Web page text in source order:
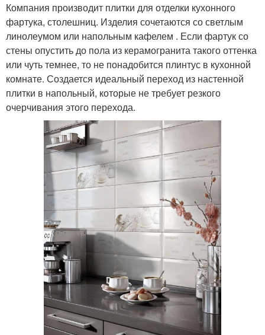
Компания производит плитки для отделки кухонного
фартука, столешниц. Изделия сочетаются со светлым
линолеумом или напольным кафелем . Если фартук со
стены опустить до пола из керамогранита такого оттенка
или чуть темнее, то не понадобится плинтус в кухонной
комнате. Создается идеальный переход из настенной
плитки в напольный, которые не требует резкого
очерчивания этого перехода.